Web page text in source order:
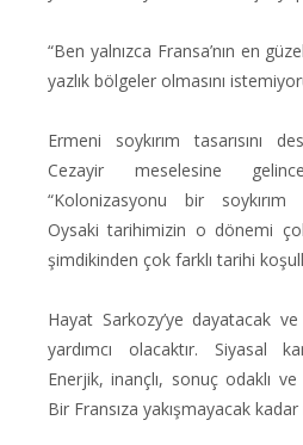
“Ben yalnızca Fransa’nın en
yazlık bölgeler olmasını
Ermeni soykırım tasarısını
Cezayir meselesine
“Kolonizasyonu bir soykırım
Oysaki tarihimizin o dönemi
şimdikinden çok farklı tarihi
Hayat Sarkozy’ye dayatacak
yardımcı olacaktır. Siyasal
Enerjik, inançlı, sonuç odaklı
Bir Fransıza yakışmayacak